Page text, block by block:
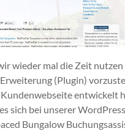
wieder mal die Zeit nutzen
(Plugin)
entwickelt
sich bei unserer WordPress
Bungalow